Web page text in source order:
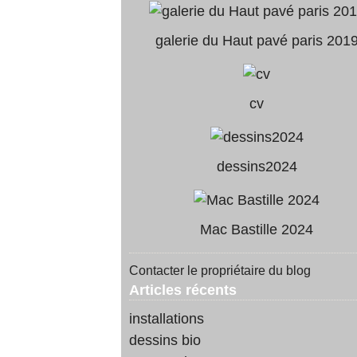
galerie du Haut pavé paris
cv
dessins2024
Mac Bastille 2024
Contacter le propriétaire du blog
Articles récents
installations
dessins bio